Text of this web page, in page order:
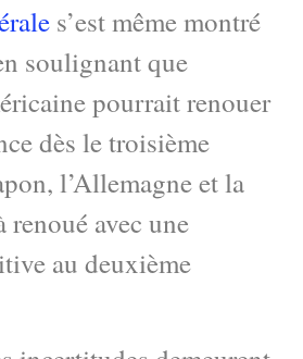
s’est même montré
soulignant que
pourrait renouer
dès le troisième
l’Allemagne et la
renoué avec une
au deuxième